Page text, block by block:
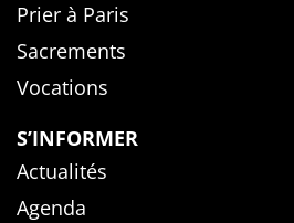
Prier à Paris
Sacrements
Vocations
S’INFORMER
Actualités
Agenda